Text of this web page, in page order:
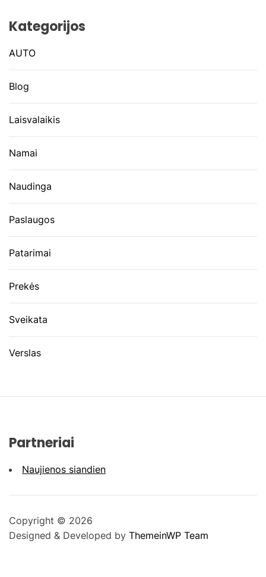
Kategorijos
AUTO
Blog
Laisvalaikis
Namai
Naudinga
Paslaugos
Patarimai
Prekės
Sveikata
Verslas
Partneriai
Naujienos siandien
Copyright © 2026
Designed & Developed by ThemeinWP Team